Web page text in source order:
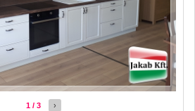
1 / 3 ›